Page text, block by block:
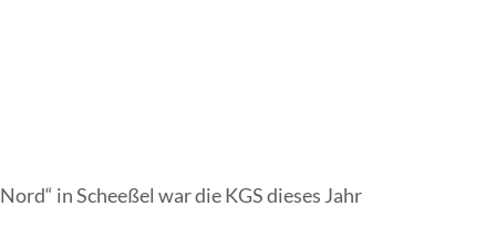
in Scheeßel war die KGS dieses Jahr